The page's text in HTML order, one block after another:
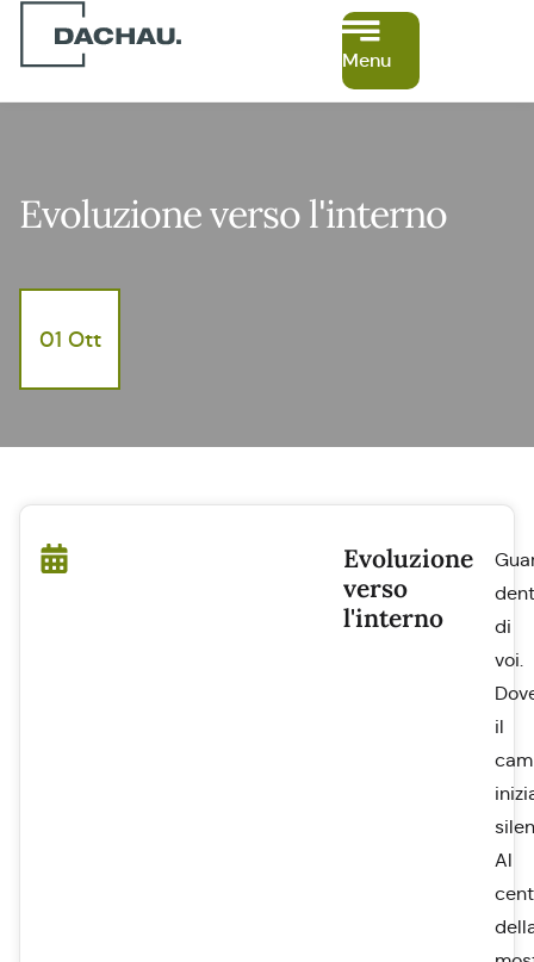
Menu
Evoluzione verso l'interno
01 Ott
Evoluzione
verso
l'interno
di
voi.
il
Al